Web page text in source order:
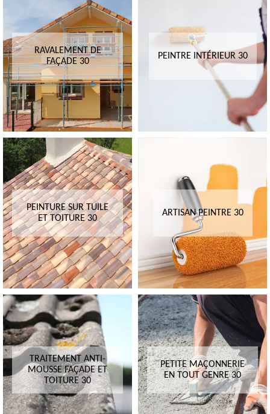
RAVALEMENT DE
FAÇADE 30
PEINTRE INTÉRIEUR 30
PEINTURE SUR TUILE
ET TOITURE 30
ARTISAN PEINTRE 30
TRAITEMENT ANTI-
MOUSSE FAÇADE ET
TOITURE 30
PETITE MAÇONNERIE
EN TOUT GENRE 30